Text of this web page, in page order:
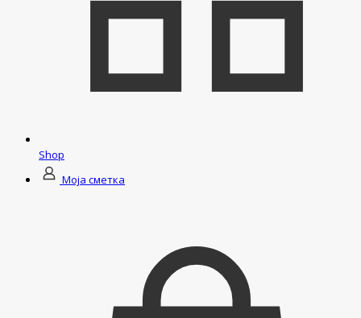
Shop
Моја сметка